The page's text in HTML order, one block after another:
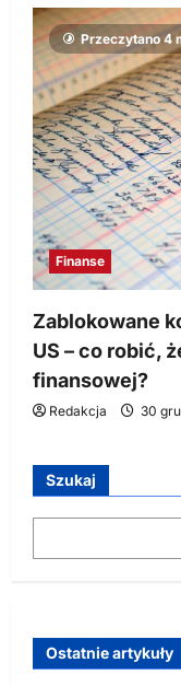
Przeczytano 4
Finanse
Zablokowane
US – co robić,
finansowej?
Redakcja 30
Szukaj
Ostatnie artykuły